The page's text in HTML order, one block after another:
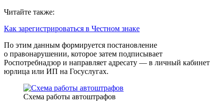
Читайте также:
Как зарегистрироваться в Честном знаке
По этим данным формируется постановление
о правонарушении, которое затем подписывает
Роспотребнадзор и направляет адресату — в личный кабинет
юрлица или ИП на Госуслугах.
Схема работы автоштрафов